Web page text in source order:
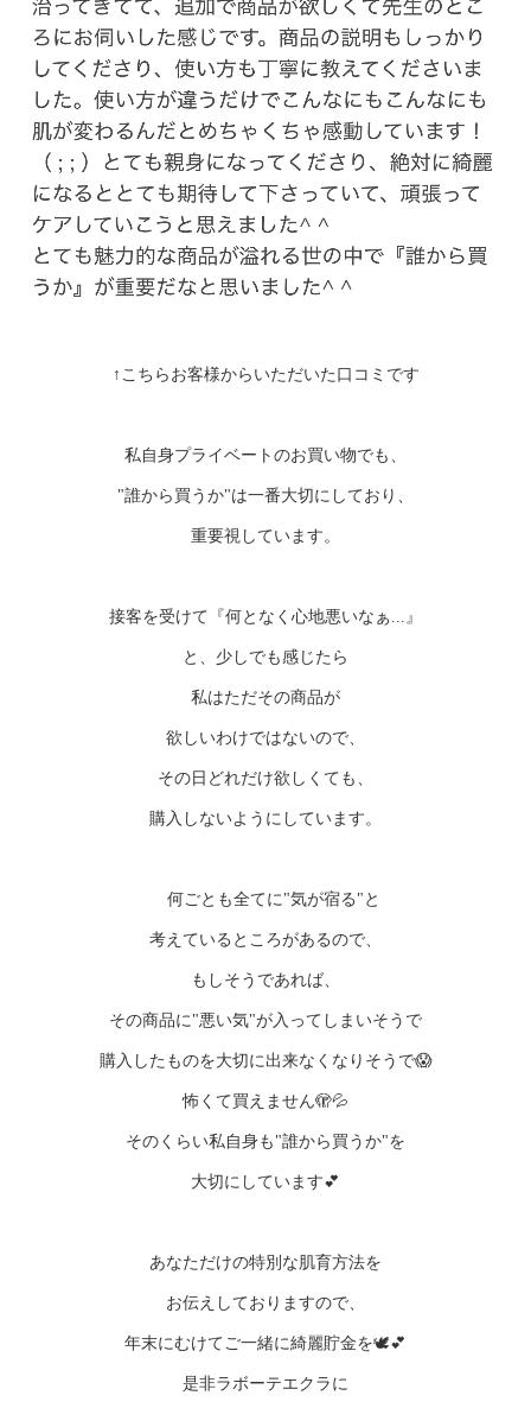
↑こちらお客様からいただいた口コミです
私自身プライベートのお買い物でも、
"誰から買うか"は一番大切にしており、
重要視しています。
接客を受けて『何となく心地悪いなぁ...』
と、少しでも感じたら
私はただその商品が
欲しいわけではないので、
その日どれだけ欲しくても、
購入しないようにしています。
何ごとも全てに"気が宿る"と
考えているところがあるので、
もしそうであれば、
その商品に"悪い気"が入ってしまいそうで
購入したものを大切に出来なくなりそうで😱
怖くて買えません🫣💦
そのくらい私自身も"誰から買うか"を
大切にしています💕
あなただけの特別な肌育方法を
お伝えしておりますので、
年末にむけてご一緒に綺麗貯金を🕊️💕
是非ラボーテエクラに